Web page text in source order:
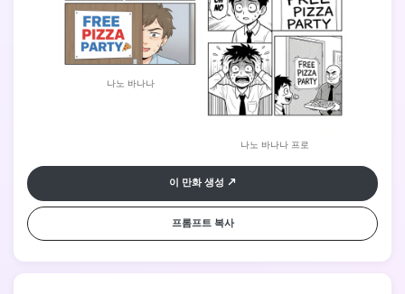
나노 바나나
나노 바나나 프로
이 만화 생성
프롬프트 복사